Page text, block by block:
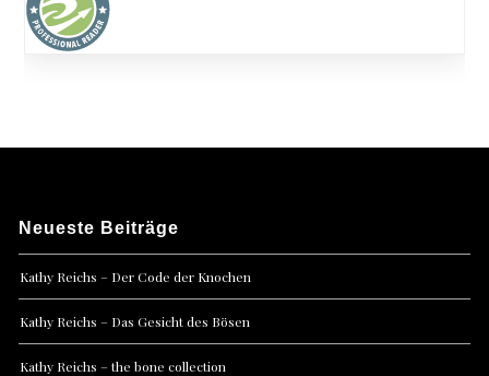
Neueste Beiträge
Kathy Reichs – Der Code der Knochen
Kathy Reichs – Das Gesicht des Bösen
Kathy Reichs – the bone collection